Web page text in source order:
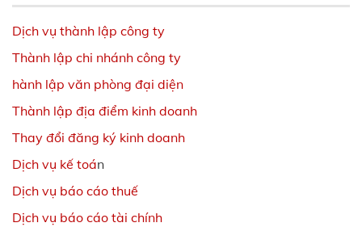
Dịch vụ thành lập công ty
Thành lập chi nhánh công ty
hành lập văn phòng đại diện
Thành lập địa điểm kinh doanh
Thay đổi đăng ký kinh doanh
Dịch vụ kế toán
Dịch vụ báo cáo thuế
Dịch vụ báo cáo tài chính